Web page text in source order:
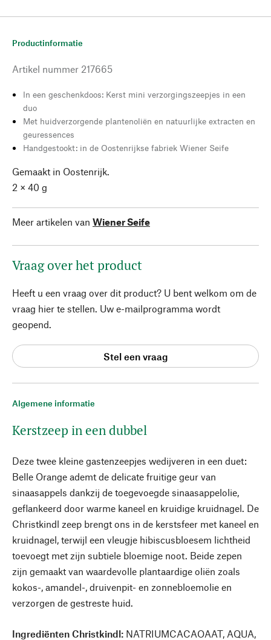
Algemene informatie
Kerstzeep in een dubbel
Deze twee kleine gastenzeepjes wedijveren in een duet:
Belle Orange ademt de delicate fruitige geur van
sinaasappels dankzij de toegevoegde sinaasappelolie,
geflankeerd door warme kaneel en kruidige kruidnagel. De
Christkindl zeep brengt ons in de kerstsfeer met kaneel en
kruidnagel, terwijl een vleugje hibiscusbloesem lichtheid
toevoegt met zijn subtiele bloemige noot. Beide zepen
zijn gemaakt van waardevolle plantaardige oliën zoals
kokos-, amandel-, druivenpit- en zonnebloemolie en
verzorgen de gestreste huid.
Ingrediënten Christkindl: NATRIUMCACAOAAT, AQUA,
Productinformatie
Artikel nummer 217665
In een geschenkdoos: Kerst mini verzorgingszeepjes in een
duo
Met huidverzorgende plantenoliën en natuurlijke extracten en
geuressences
Handgestookt: in de Oostenrijkse fabriek Wiener Seife
Gemaakt in Oostenrijk.
2 × 40 g
Meer artikelen van Wiener Seife
Vraag over het product
Heeft u een vraag over dit product? U bent welkom om de
vraag hier te stellen. Uw e-mailprogramma wordt
geopend.
Stel een vraag